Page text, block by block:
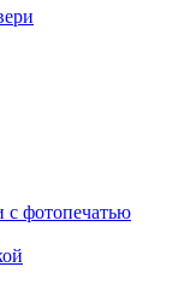
с фотопечатью